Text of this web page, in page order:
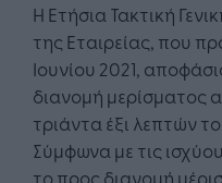
Η Ετήσια Τακτική
της Εταιρείας, που
Ιουνίου 2021,
διανομή μερίσματος
τριάντα έξι λεπτών
Σύμφωνα με τις
το προς διανομή